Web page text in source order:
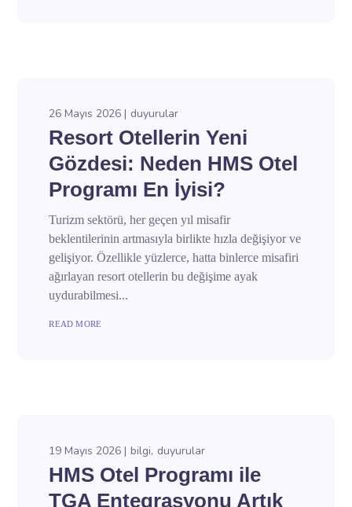
26 Mayıs 2026 duyurular
Resort Otellerin Yeni
Gözdesi: Neden HMS Otel
Programı En İyisi?
Turizm sektörü, her geçen yıl misafir
beklentilerinin artmasıyla birlikte hızla değişiyor ve
gelişiyor. Özellikle yüzlerce, hatta binlerce misafiri
ağırlayan resort otellerin bu değişime ayak
uydurabilmesi...
READ MORE
19 Mayıs 2026 bilgi duyurular
HMS Otel Programı ile
TGA Entegrasyonu Artık